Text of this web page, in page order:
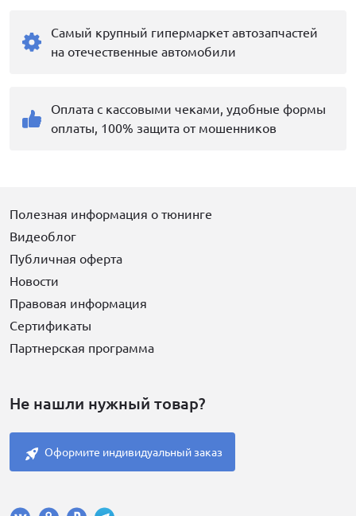
Самый крупный гипермаркет автозапчастей
на отечественные автомобили
Оплата с кассовыми чеками, удобные формы
оплаты, 100% защита от мошенников
Полезная информация о тюнинге
Видеоблог
Публичная оферта
Новости
Правовая информация
Сертификаты
Партнерская программа
Не нашли нужный товар?
Оформите индивидуальный заказ